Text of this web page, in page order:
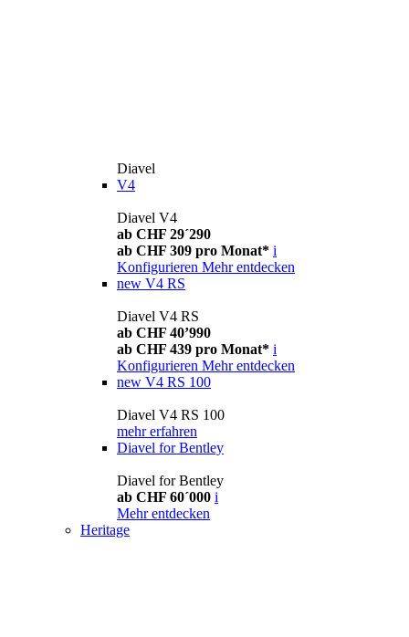
Diavel
V4
Diavel V4
ab CHF 29´290
ab CHF 309 pro Monat* i
Konfigurieren Mehr entdecken
new V4 RS
Diavel V4 RS
ab CHF 40’990
ab CHF 439 pro Monat* i
Konfigurieren Mehr entdecken
new V4 RS 100
Diavel V4 RS 100
mehr erfahren
Diavel for Bentley
Diavel for Bentley
ab CHF 60´000 i
Mehr entdecken
Heritage